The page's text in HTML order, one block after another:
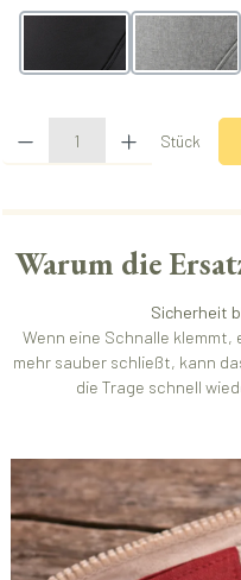
monochrome obsidian
Produkt Anzahl: Gib den
Stück
Warum die
Sicherheit
Wenn eine Schnalle
mehr sauber schließt, kann
die Trage schnell